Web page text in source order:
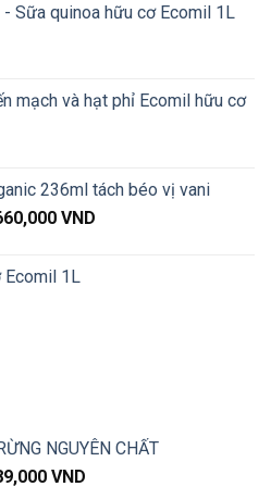
Sữa quinoa hữu cơ Ecomil 1L
mạch và hạt phỉ Ecomil hữu cơ
236ml tách béo vị vani
VND
Ecomil 1L
NGUYÊN CHẤT
VND